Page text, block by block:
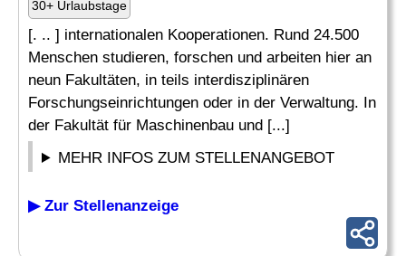
30+ Urlaubstage
[. .. ] internationalen Kooperationen. Rund 24.500
Menschen studieren, forschen und arbeiten hier an
neun Fakultäten, in teils interdisziplinären
Forschungseinrichtungen oder in der Verwaltung. In
der Fakultät für Maschinenbau und [...]
MEHR INFOS ZUM STELLENANGEBOT
▶ Zur Stellenanzeige